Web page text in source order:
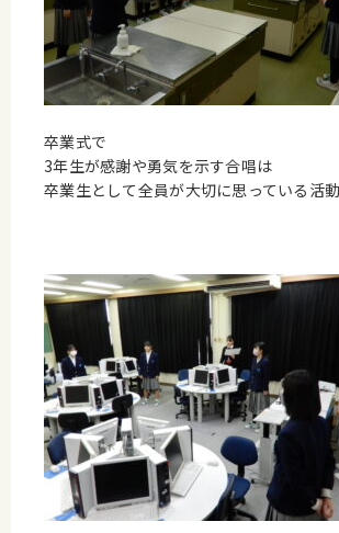
卒業式で
3年生が感謝や勇気を示す合唱は
卒業生として全員が大切に思っている活動